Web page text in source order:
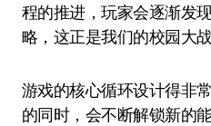
程的推进，玩家会逐渐发
略，这正是我们的校园大
游戏的核心循环设计得非
的同时，会不断解锁新的